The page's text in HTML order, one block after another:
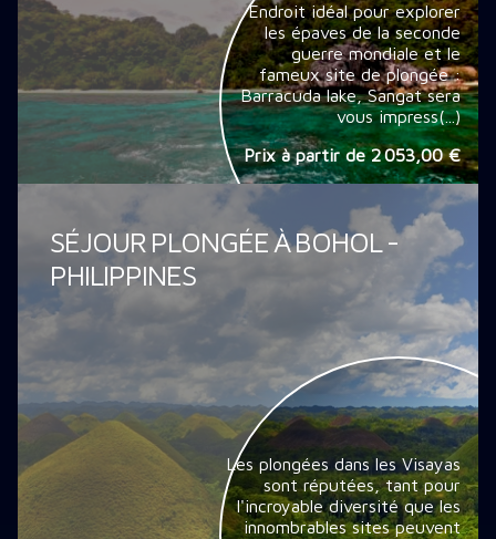
Endroit idéal pour explorer
les épaves de la seconde
guerre mondiale et le
fameux site de plongée :
Barracuda lake, Sangat sera
vous impress(...)
Prix à partir de2 053,00 €
SÉJOUR PLONGÉE À BOHOL -
PHILIPPINES
Les plongées dans les Visayas
sont réputées, tant pour
l'incroyable diversité que les
innombrables sites peuvent